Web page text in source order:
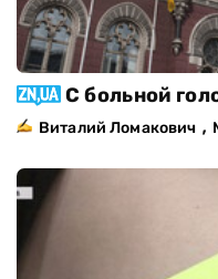
С больной
Виталий Ломакович ,